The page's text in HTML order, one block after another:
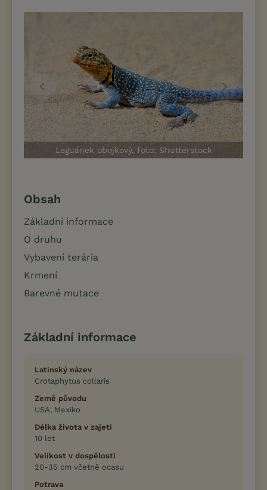
Leguánek obojkový, foto: Shutterstock
Obsah
Základní informace
O druhu
Vybavení terária
Krmení
Barevné mutace
Základní informace
Latinský název
Crotaphytus collaris
Země původu
USA, Mexiko
Délka života v zajetí
10 let
Velikost v dospělosti
20-35 cm včetně ocasu
Potrava